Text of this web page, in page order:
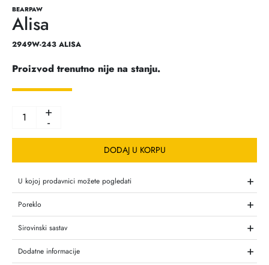
BEARPAW
Alisa
2949W-243 ALISA
Proizvod trenutno nije na stanju.
+
-
DODAJ U KORPU
U kojoj prodavnici možete pogledati +
Poreklo +
Sirovinski sastav +
Dodatne informacije +